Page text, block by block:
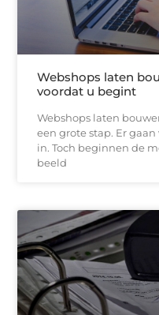
Webshops laten
voordat u begint
Webshops laten
een grote stap. Er
in. Toch beginnen de
beeld